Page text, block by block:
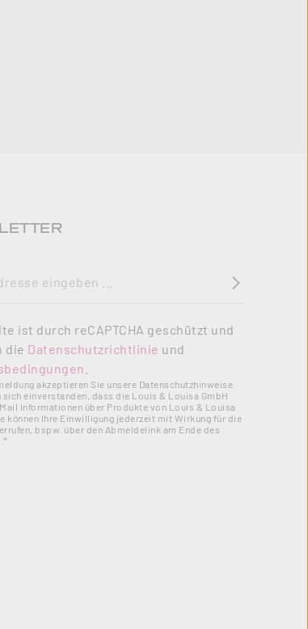
ist durch reCAPTCHA geschützt und
die Datenschutzrichtlinie und
akzeptieren Sie unsere Datenschutzhinweise
sich einverstanden, dass die Louis & Louisa GmbH
Informationen über Produkte von Louis & Louisa
können Ihre Einwilligung jederzeit mit Wirkung für die
bspw. über den Abmeldelink am Ende des